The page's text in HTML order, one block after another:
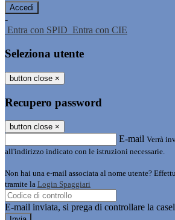
-
Entra con SPID Entra con CIE
Seleziona utente
button close ×
Recupero password
button close ×
E-mail Verrà
all'indirizzo indicato con le istruzioni necessarie.
Non hai una e-mail associata al nome utente?
tramite la Login Spaggiari
E-mail inviata, si prega di controllare la